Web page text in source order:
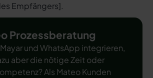
Empfängers].
Prozessberatung
und WhatsApp integrieren,
aber die nötige Zeit oder
Als Mateo Kunden